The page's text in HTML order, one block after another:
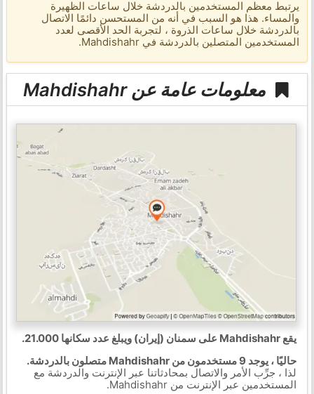
يرتبط معظم المستخدمين بالدردشة خلال ساعات الظهيرة
والمساء. هذا هو السبب في أنه من المستحسن دائمًا الاتصال
بالدردشة خلال ساعات الذروة ، لتجربة الحد الأقصى لعدد
المستخدمين المتصلين بالدردشة في Mahdishahr.
معلومات عامة عن Mahdishahr
يقع Mahdishahr على سمنان (إيران) ويبلغ عدد سكانها 21.000.
حاليًا ، يوجد 9 مستخدمون من Mahdishahr متصلون بالدردشة.
لذا ، جرِّب الأمر والاتصال بمحادثاتنا عبر الإنترنت والدردشة مع
المستخدمين عبر الإنترنت من Mahdishahr.